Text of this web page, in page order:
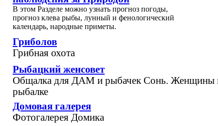
В этом Разделе можно узнать прогноз погоды,
прогноз клева рыбы, лунный и фенологический
календарь, народные приметы.
Гриболов
Грибная охота
Рыбацкий женсовет
Общалка для ДАМ и рыбачек Сонь. Женщины
рыбалке
Домовая галерея
Фотогалерея Домика